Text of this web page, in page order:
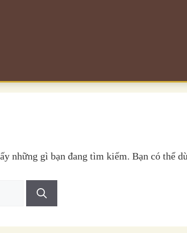
những gì bạn đang tìm kiếm. Bạn có thể